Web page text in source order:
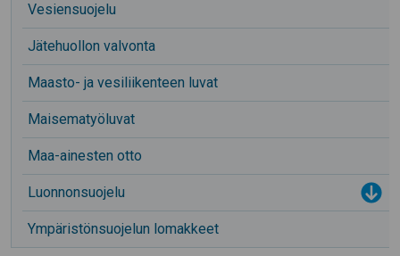
Vesiensuojelu
Jätehuollon valvonta
Maasto- ja vesiliikenteen luvat
Maisematyöluvat
Maa-ainesten otto
Luonnonsuojelu
Ympäristönsuojelun lomakkeet